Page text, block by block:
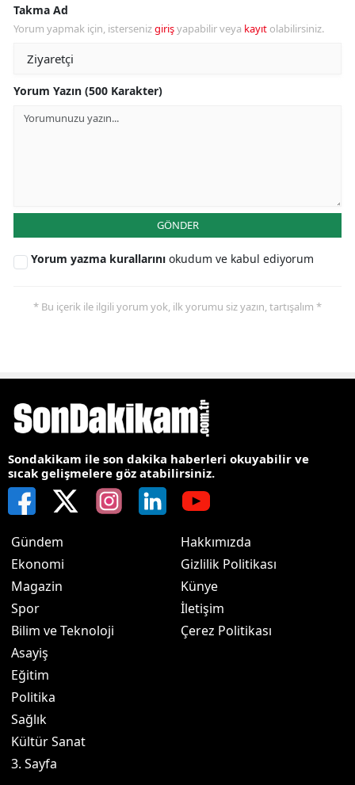
Takma Ad
Yorum yapmak için, istersenizgirişyapabilir veya kayıt olabilirsiniz.
Yorum Yazın (500 Karakter)
GÖNDER
Yorum yazma kurallarını okudum ve kabul ediyorum
* Bu içerik ile ilgili yorum yok, ilk yorumu siz yazın, tartışalım *
Sondakikam ile son dakika haberleri okuyabilir ve
sıcak gelişmelere göz atabilirsiniz.
Gündem
Ekonomi
Magazin
Spor
Bilim ve Teknoloji
Asayiş
Eğitim
Politika
Sağlık
Kültür Sanat
3. Sayfa
Hakkımızda
Gizlilik Politikası
Künye
İletişim
Çerez Politikası